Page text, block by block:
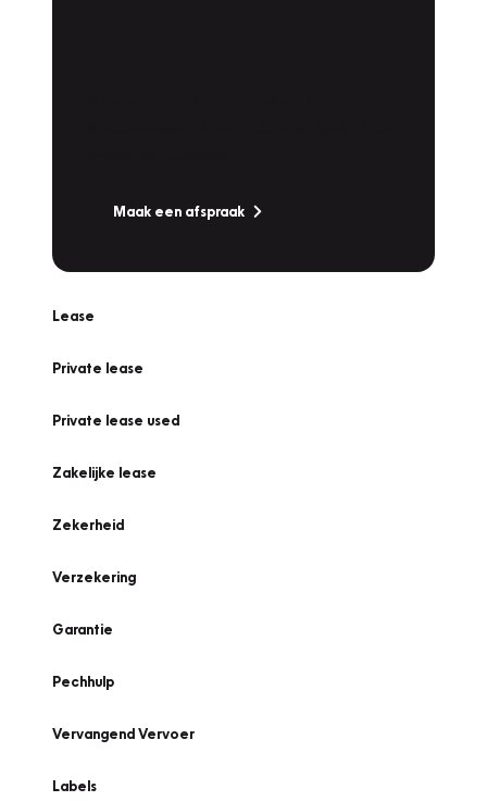
Maak een afspraak
Lease
Private lease
Private lease used
Zakelijke lease
Zekerheid
Verzekering
Garantie
Pechhulp
Vervangend Vervoer
Labels